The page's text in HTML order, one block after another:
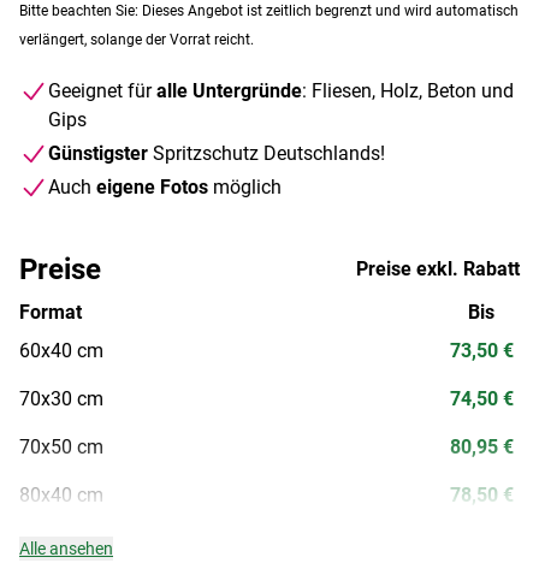
Bitte beachten Sie: Dieses Angebot ist zeitlich begrenzt und wird automatisch
verlängert, solange der Vorrat reicht.
Geeignet füralle Untergründe: Fliesen, Holz, Beton und
Gips
Günstigster Spritzschutz Deutschlands!
Auch eigene Fotos möglich
Preise
Preise exkl. Rabatt
Format
60x40 cm
70x30 cm
70x50 cm
80x40 cm
Bis
73,50 €
74,50 €
80,95 €
78,50 €
Alle ansehen